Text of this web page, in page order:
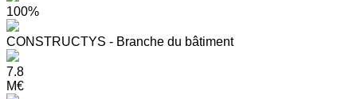
100%
CONSTRUCTYS - Branche du bâtiment
7.8
M€